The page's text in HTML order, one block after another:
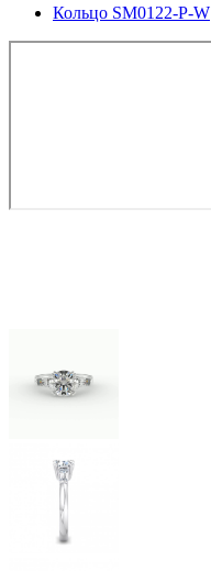
Кольцо SM0122-P-W